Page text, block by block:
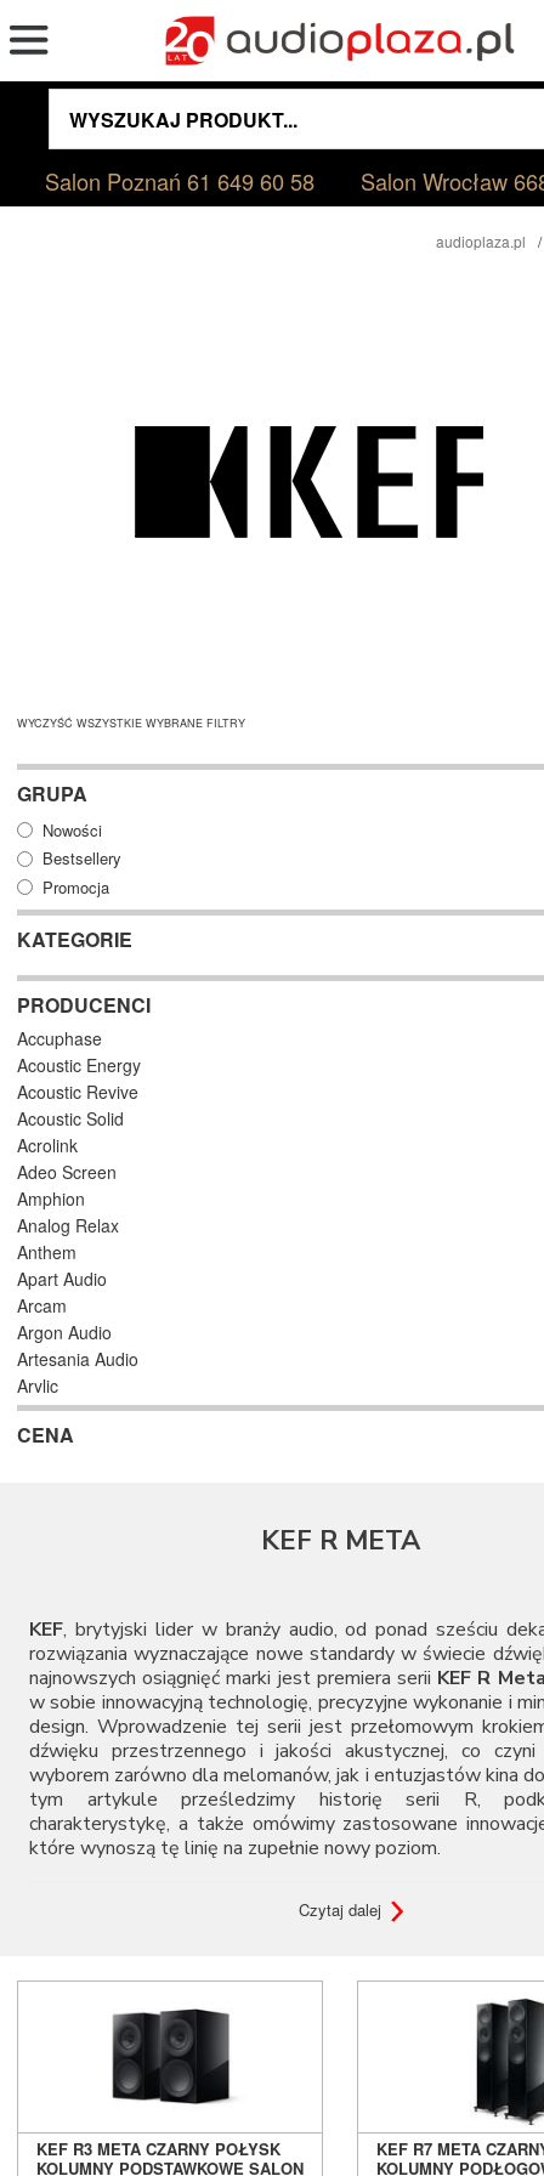
Salon Poznań61 649 60 58 Salon Wrocław
audioplaza.pl
WYCZYŚĆ WSZYSTKIE WYBRANE FILTRY
GRUPA
Nowości
Bestsellery
Promocja
KATEGORIE
PRODUCENCI
Accuphase
Acoustic Energy
Acoustic Revive
Acoustic Solid
Acrolink
Adeo Screen
Amphion
Analog Relax
Anthem
Apart Audio
Arcam
Argon Audio
Artesania Audio
Arylic
Astell/Kern
Atlas
Audiosymptom
Audiovector
AUNE
Aura
Auralic
Aurender
Avantgarde Acoustic
AVM
Ayon Audio
Buchardt Audio
Cambridge Audio
Canton
Cardas Audio
CENA
KEF R META
KEF, brytyjski lider w branży audio, od ponad sześciu
rozwiązania wyznaczające nowe standardy w świecie
najnowszych osiągnięć marki jest premiera serii KEF R
w sobie innowacyjną technologię, precyzyjne wykonanie i
design. Wprowadzenie tej serii jest przełomowym
dźwięku przestrzennego i jakości akustycznej, co
wyborem zarówno dla melomanów, jak i entuzjastów kina
tym artykule prześledzimy historię serii R,
charakterystykę, a także omówimy zastosowane
które wynoszą tę linię na zupełnie nowy poziom.
Historia Serii R: Fundamenty
dla wymagających użytkowników, którzy poszukują
wyrafinowanym dźwiękiem a przystępną ceną w stosunku
serii KEF, takich jak Reference czy Blade. W momencie
natychmiast zdobyła uznanie zarówno krytyków, jak i
zastosowaniu przełomowych technologii KEF, takich
Uni-Q, które oferują wyjątkową klarowność i precyzję
Z każdą kolejną iteracją seria R była ulepszana, aby
Czytaj dalej
KEF R3 META CZARNY POŁYSK
KOLUMNY PODSTAWKOWE SALON
KEF R7 META
KOLUMNY